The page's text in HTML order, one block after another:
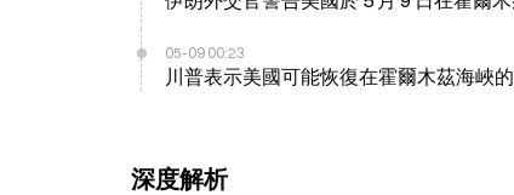
05-09 00:23
川普表示美國可能恢復在霍爾木茲海峽
深度解析